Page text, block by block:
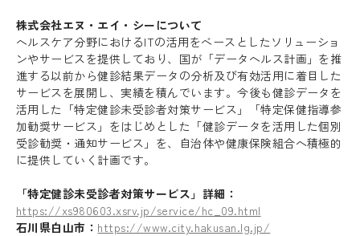
株式会社エヌ・エイ・シーについて
ヘルスケア分野におけるITの活用をベースとしたソリューショ
ンやサービスを提供しており、国が「データヘルス計画」を推
進する以前から健診結果データの分析及び有効活用に着目した
サービスを展開し、実績を積んでいます。今後も健診データを
活用した「特定健診未受診者対策サービス」「特定保健指導参
加勧奨サービス」をはじめとした「健診データを活用した個別
受診勧奨・通知サービス」を、自治体や健康保険組合へ積極的
に提供していく計画です。
「特定健診未受診者対策サービス」詳細：
https://xs980603.xsrv.jp/service/hc_09.html
石川県白山市： https://www.city.hakusan.lg.jp/